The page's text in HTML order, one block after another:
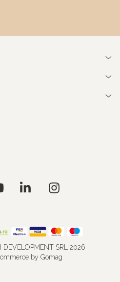
SRL 2026
by Gomag